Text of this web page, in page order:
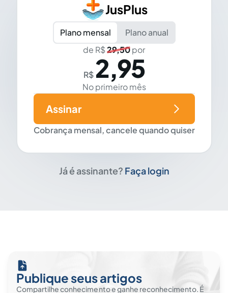
JusPlus
Plano mensal
Plano anual
de R$29,50por
R$ 2,95
No primeiro mês
Cobrança mensal, cancele quando quiser
Assinar
Já é assinante? Faça login
Publique seus artigos
Compartilhe conhecimento e ganhe reconhecimento. É